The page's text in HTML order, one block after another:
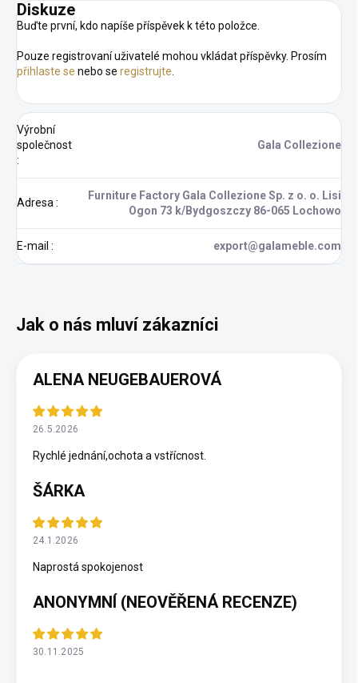
Diskuze
Buďte první, kdo napíše příspěvek k této položce.
Pouze registrovaní uživatelé mohou vkládat příspěvky. Prosím
přihlaste se nebo se registrujte
Výrobní
společnost
:
Gala Collezione
Adresa :
Furniture Factory Gala Collezione Sp. z o. o. Lisi
Ogon 73 k/Bydgoszczy 86-065 Lochowo
E-mail : export@galameble.com
ALENA NEUGEBAUEROVÁ
26.5.2026
Rychlé jednání,ochota a vstřícnost.
ŠÁRKA
24.1.2026
Naprostá spokojenost
ANONYMNÍ (NEOVĚŘENÁ RECENZE)
30.11.2025